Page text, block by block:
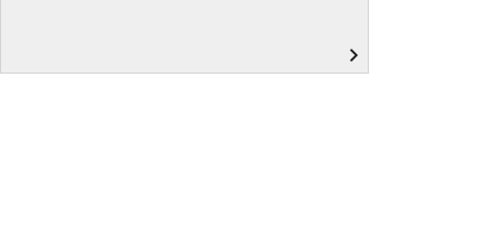
navigate_next